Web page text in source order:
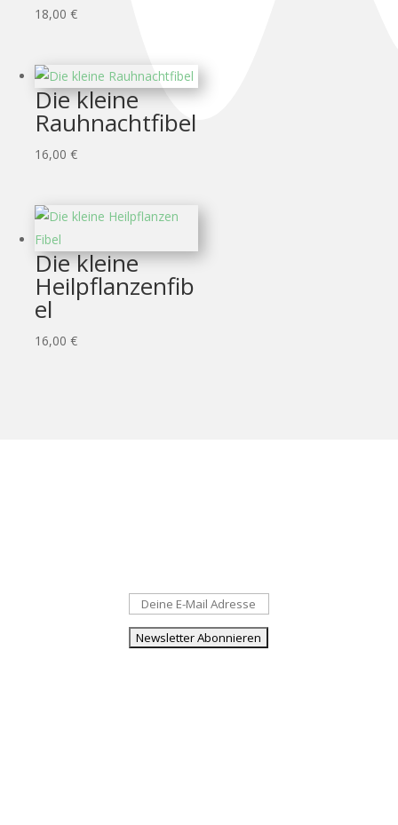
18,00 €
Die kleine
Rauhnachtfibel
16,00 €
Die kleine
Heilpflanzenfib
el
16,00 €